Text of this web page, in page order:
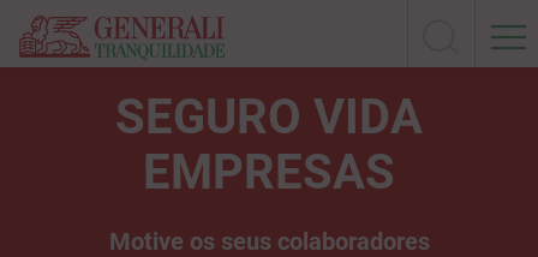
SEGURO VIDA
EMPRESAS
Motive os seus colaboradores